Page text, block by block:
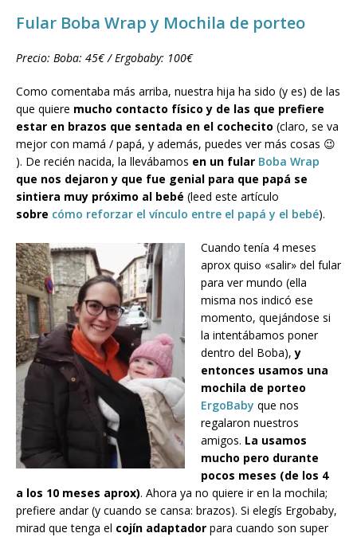
Fular Boba Wrapy Mochila de porteo
Precio: Boba: 45€ / Ergobaby: 100€
Como comentaba más arriba, nuestra hija ha sido (y es) de las
que quiere mucho contacto físico y de las que prefiere
estar en brazos que sentada en el cochecito (claro, se va
mejor con mamá / papá, y además, puedes ver más cosas 😉
). De recién nacida, la llevábamos en un fular Boba Wrap
que nos dejaron y que fue genial para que papá se
sintiera muy próximo al bebé (leed este artículo
sobre cómo reforzar el vínculo entre el papá y el bebé).
Cuando tenía 4 meses
aprox quiso «salir» del fular
para ver mundo (ella
misma nos indicó ese
momento, quejándose si
la intentábamos poner
dentro del Boba), y
entonces usamos una
mochila de porteo
ErgoBaby que nos
regalaron nuestros
amigos. La usamos
mucho pero durante
pocos meses (de los 4
a los 10 meses aprox). Ahora ya no quiere ir en la mochila;
prefiere andar (y cuando se cansa: brazos). Si elegís Ergobaby,
mirad que tenga el cojín adaptador para cuando son super